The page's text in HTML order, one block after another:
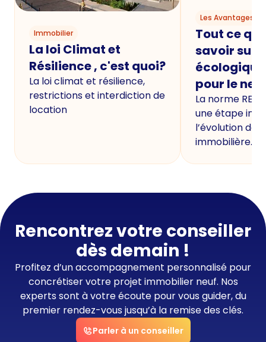
Immobilier
La loi Climat et
Résilience , c'est quoi?
La loi climat et résilience,
restrictions et interdiction de
location
Les Avantages
Tout ce
savoir sur
écologique
pour le
La norme
une étape
l’évolution de
immobilière.
Rencontrez votre conseiller
dès demain !
Profitez d’un accompagnement personnalisé pour
concrétiser votre projet immobilier neuf. Nos
experts sont à votre écoute pour vous guider, du
premier rendez-vous jusqu’à la remise des clés.
Parler à un conseiller